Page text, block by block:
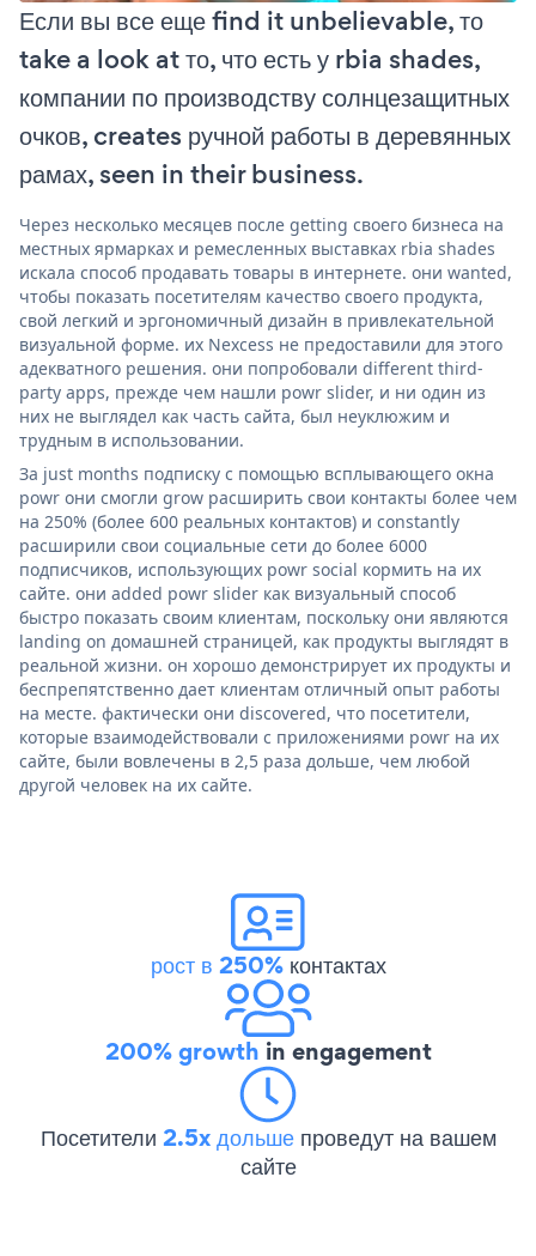
Если вы все еще find it unbelievable, то
take a look at то, что есть у rbia shades,
компании по производству солнцезащитных
очков, creates ручной работы в деревянных
рамах, seen in their business.
Через несколько месяцев после getting своего бизнеса на
местных ярмарках и ремесленных выставках rbia shades
искала способ продавать товары в интернете. они wanted,
чтобы показать посетителям качество своего продукта,
свой легкий и эргономичный дизайн в привлекательной
визуальной форме. их Nexcess не предоставили для этого
адекватного решения. они попробовали different third-
party apps, прежде чем нашли powr slider, и ни один из
них не выглядел как часть сайта, был неуклюжим и
трудным в использовании.
За just months подписку с помощью всплывающего окна
powr они смогли grow расширить свои контакты более чем
на 250% (более 600 реальных контактов) и constantly
расширили свои социальные сети до более 6000
подписчиков, использующих powr social кормить на их
сайте. они added powr slider как визуальный способ
быстро показать своим клиентам, поскольку они являются
landing on домашней страницей, как продукты выглядят в
реальной жизни. он хорошо демонстрирует их продукты и
беспрепятственно дает клиентам отличный опыт работы
на месте. фактически они discovered, что посетители,
которые взаимодействовали с приложениями powr на их
сайте, были вовлечены в 2,5 раза дольше, чем любой
другой человек на их сайте.
рост в 250%контактах
200% growth in engagement
Посетители 2.5x дольше проведут на вашем
сайте